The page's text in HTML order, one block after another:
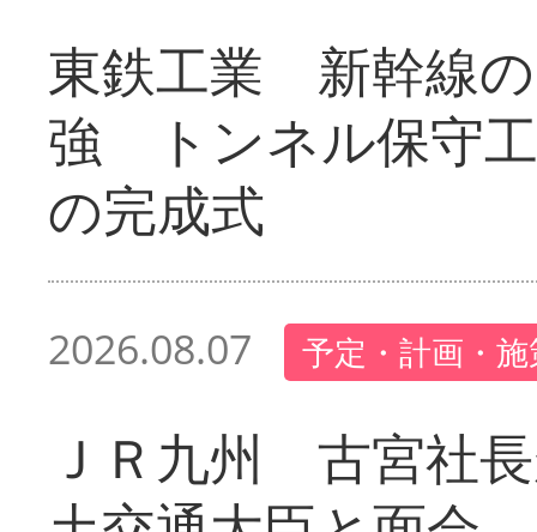
東鉄工業 新幹線
強 トンネル保守
の完成式
2026.08.07 予定・計画・
ＪＲ九州 古宮社